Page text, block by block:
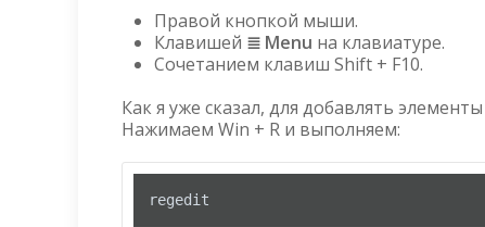
Правой кнопкой мыши.
Клавишей ≣ Menu на клавиатуре.
Сочетанием клавиш Shift + F10.
Как я уже сказал, для добавлять
Нажимаем Win + R и выполняем:
regedit